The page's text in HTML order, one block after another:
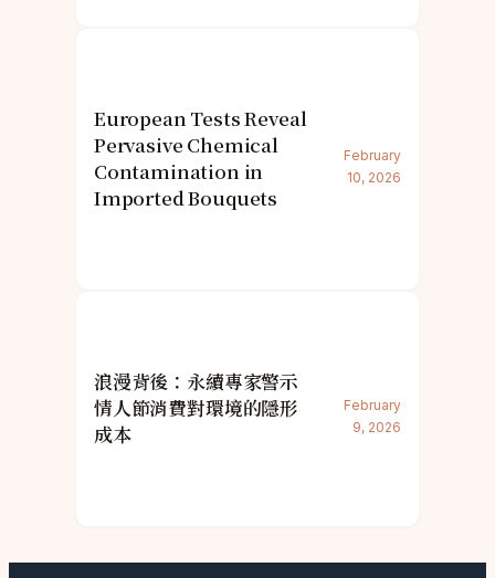
European Tests Reveal
Pervasive Chemical
Contamination in
Imported Bouquets
February
10, 2026
浪漫背後：永續專家警示
情人節消費對環境的隱形
成本
February
9, 2026